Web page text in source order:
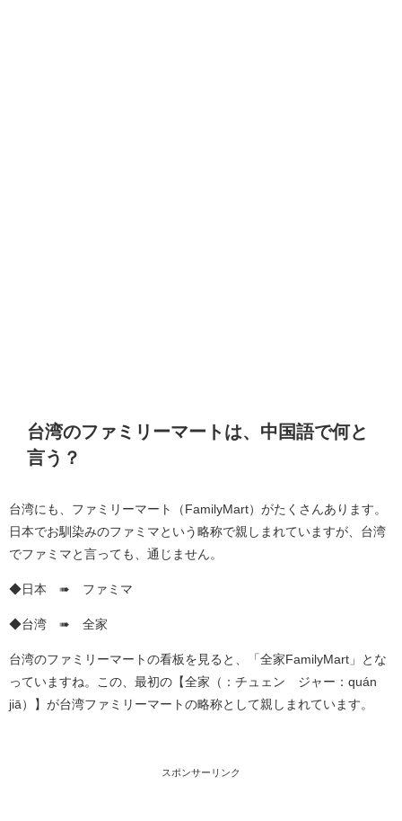
台湾のファミリーマートは、中国語で何と
言う？
台湾にも、ファミリーマート（FamilyMart）がたくさんあります。
日本でお馴染みのファミマという略称で親しまれていますが、台湾
でファミマと言っても、通じません。
◆日本 ➠ ファミマ
◆台湾 ➠ 全家
台湾のファミリーマートの看板を見ると、「全家FamilyMart」とな
っていますね。この、最初の【全家（：チュェン ジャー：quán
jiā）】が台湾ファミリーマートの略称として親しまれています。
スポンサーリンク